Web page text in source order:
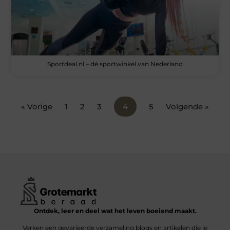
Sportdeal.nl – dé sportwinkel van Nederland
« Vorige 1 2 3 4 5 Volgende »
Ontdek, leer en deel wat het leven boeiend maakt.
Verken een gevarieerde verzameling blogs en artikelen die je